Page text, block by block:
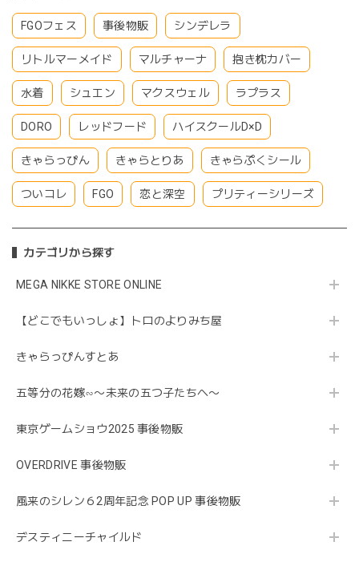
FGOフェス 事後物販 シンデレラ
リトルマーメイド マルチャーナ 抱き枕カバー
水着 シュエン マクスウェル ラプラス
DORO レッドフード ハイスクールD×D
きゃらっぴん きゃらとりあ きゃらぷくシール
ついコレ FGO 恋と深空 プリティーシリーズ
カテゴリから探す
MEGA NIKKE STORE ONLINE
【どこでもいっしょ】トロのよりみち屋
きゃらっぴんすとあ
五等分の花嫁∽〜未来の五つ子たちへ〜
東京ゲームショウ2025 事後物販
OVERDRIVE 事後物販
風来のシレン６2周年記念 POP UP 事後物販
デスティニーチャイルド